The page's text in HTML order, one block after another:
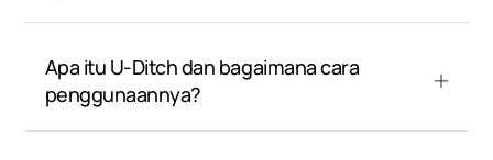
Apa itu U-Ditch dan bagaimana cara
penggunaannya?